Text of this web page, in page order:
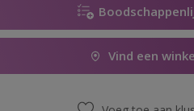
Vind een